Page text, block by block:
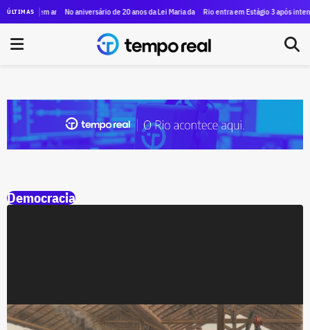
ÚLTIMASem antigo prédio do Inmetro, no Rio Comprido
No aniversário de 20 anos da Lei Maria da Penha, prédios do governo do
Rio entra em Estágio 3 após
Democracia